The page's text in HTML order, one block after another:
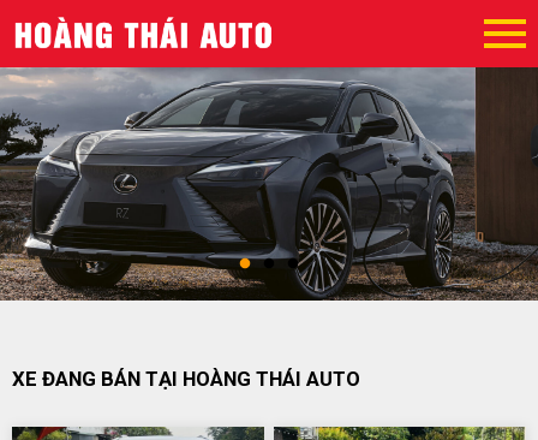
XE ĐANG BÁN TẠI HOÀNG THÁI AUTO